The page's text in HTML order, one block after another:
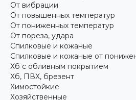
От вибрации
От повышенных температур
От пониженных температур
От пореза, удара
Спилковые и кожаные
Спилковые и кожаные от
Хб с обливным покрытием
Хб, ПВХ, брезент
Химостойкие
Хозяйственные